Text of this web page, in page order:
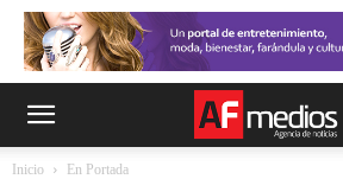
Inicio En Portada